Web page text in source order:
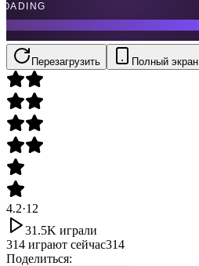
Перезагрузить Полный экран
4.2·12
31.5K играли
314 играют сейчас314
Поделиться: